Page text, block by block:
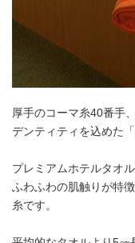
厚手のコーマ糸40番手
デンティティを込めた
プレミアムホテルタオ
ふわふわの肌触りが特
糸です。